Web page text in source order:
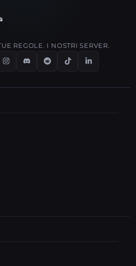
REGOLE. I NOSTRI SERVER.